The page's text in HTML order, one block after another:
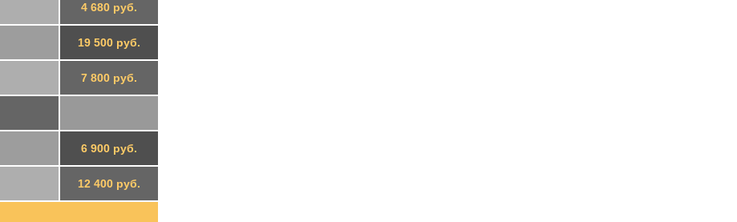
4 680 руб.
19 500 руб.
7 800 руб.
6 900 руб.
12 400 руб.